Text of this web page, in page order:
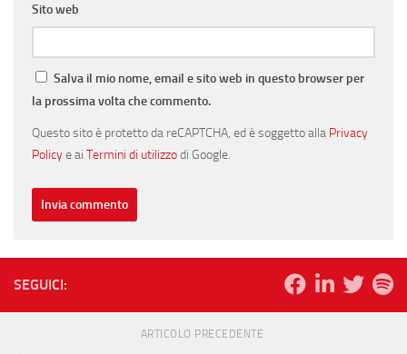
Sito web
Salva il mio nome, email e sito web in questo browser per
la prossima volta che commento.
Questo sito è protetto da reCAPTCHA, ed è soggetto alla Privacy
Policye ai Termini di utilizzodi Google.
SEGUICI:
ARTICOLO PRECEDENTE